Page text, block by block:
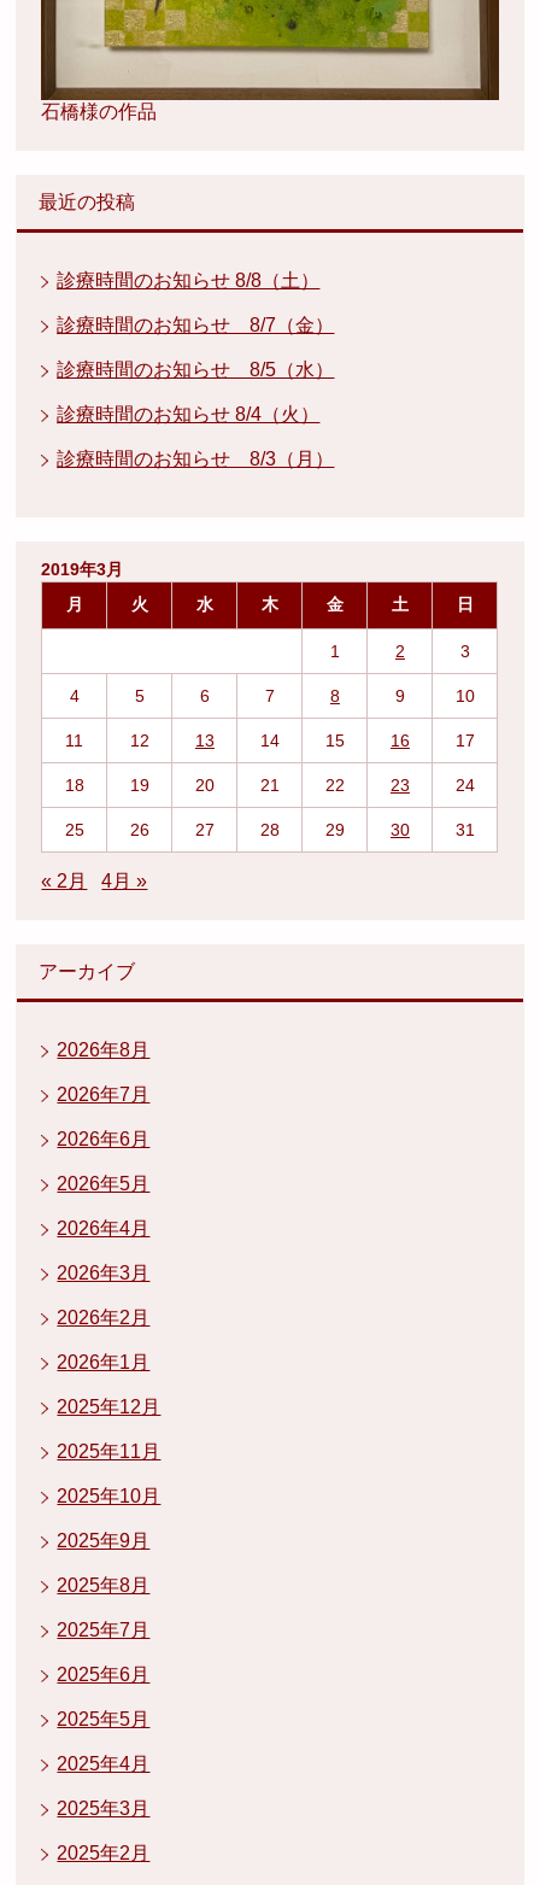
石橋様の作品
最近の投稿
診療時間のお知らせ 8/8（土）
診療時間のお知らせ 8/7（金）
診療時間のお知らせ 8/5（水）
診療時間のお知らせ 8/4（火）
診療時間のお知らせ 8/3（月）
2019年3月
月
火 水 木 金 土 日
1 2 3
4 5 6 7 8 9 10
11 12 13 14 15 16 17
18 19 20 21 22 23 24
25 26 27 28 29 30 31
« 2月 4月 »
アーカイブ
2026年8月
2026年7月
2026年6月
2026年5月
2026年4月
2026年3月
2026年2月
2026年1月
2025年12月
2025年11月
2025年10月
2025年9月
2025年8月
2025年7月
2025年6月
2025年5月
2025年4月
2025年3月
2025年2月